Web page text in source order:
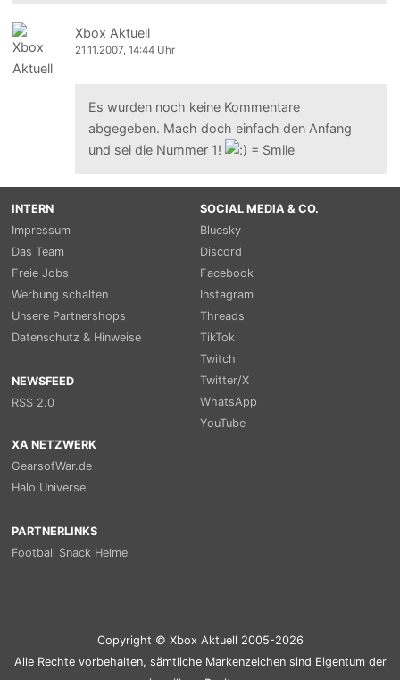
Xbox Aktuell
21.11.2007, 14:44 Uhr
Es wurden noch keine Kommentare
abgegeben. Mach doch einfach den Anfang
und sei die Nummer 1!
INTERN
Impressum
Das Team
Freie Jobs
Werbung schalten
Unsere Partnershops
Datenschutz & Hinweise
NEWSFEED
RSS 2.0
SOCIAL MEDIA & CO.
Bluesky
Discord
Facebook
Instagram
Threads
TikTok
Twitch
Twitter/X
WhatsApp
YouTube
XA NETZWERK
GearsofWar.de
Halo Universe
PARTNERLINKS
Football Snack Helme
Copyright © Xbox Aktuell 2005-2026
Alle Rechte vorbehalten, sämtliche Markenzeichen sind Eigentum der